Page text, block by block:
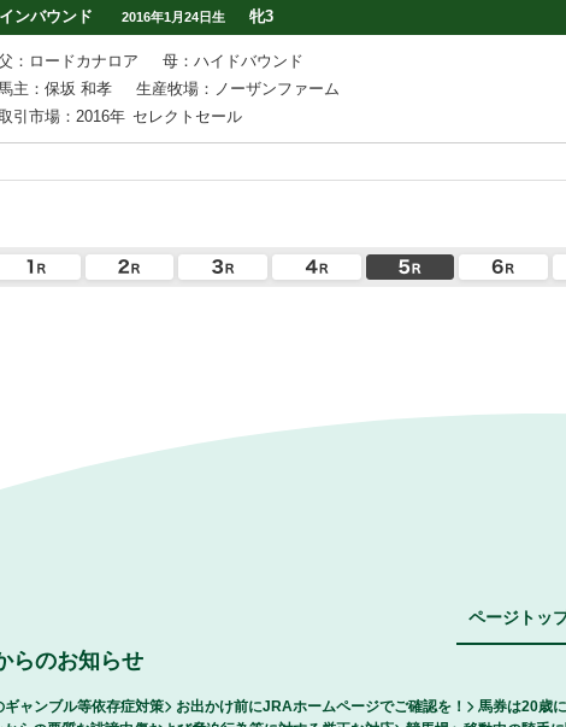
インバウンド
2016年1月24日生 牝3
：ロードカナロア
母：ハイドバウンド
馬主：保坂 和孝
生産牧場：ノーザンファーム
引市場：2016年 セレクトセール
ページトッ
らのお知らせ
ャンブル等依存症対策 お出かけ前にJRAホームページでご確認を！ 馬券は20歳